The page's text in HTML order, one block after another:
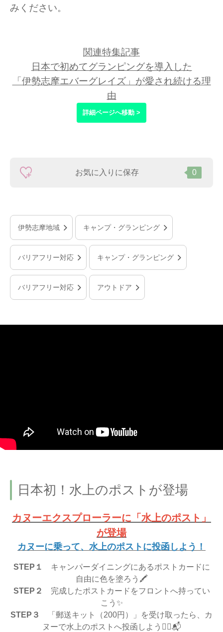
みください。
関連特集記事
日本で初めてグランピングを導入した
「伊勢志摩エバーグレイズ」が愛され続ける理
由
詳細ページへ移動 >
お気に入りに保存 0
伊勢志摩地域 キャンプ・グランピング
バリアフリー対応 キャンプ・グランピング
バリアフリー対応 アウトドア
日本初！水上のポストが登場
カヌーエクスプローラーに「水上のポスト」
が登場
カヌーに乗って、水上のポストに投函しよう！
STEP１ キャンパーダイニングにあるポストカードに
自由に色を塗ろう🖍
STEP２
完成したポストカードをフロントへ持ってい
こう✨
STEP３
「郵送キット（200円）」を受け取ったら、カ
ヌーで水上のポストへ投函しよう🚣‍♂️📬